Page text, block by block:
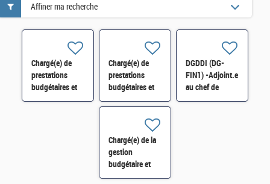
Chargé(e) de
prestations
budgétaires et
juridiques H/F
Chargé(e) de
prestations
budgétaires et
juridiques
DGDDI (DG-
FIN1) -Adjoint.e
au chef de
bureau, chef.fe
Chargé(e) de la
gestion
budgétaire et
comptable H/F
Affiner ma recherche